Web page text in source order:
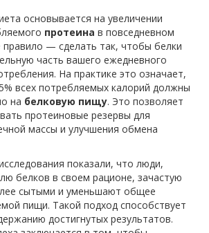
основывается на увеличении
протеина в повседневном
— сделать так, чтобы белки
часть вашего ежедневного
На практике это означает,
всех потребляемых калорий должны
на белковую пищу. Это позволяет
протеиновые резервы для
массы и улучшения обмена
показали, что люди,
белков в своем рационе, зачастую
сытыми и уменьшают общее
пищи. Такой подход способствует
достигнутых результатов.